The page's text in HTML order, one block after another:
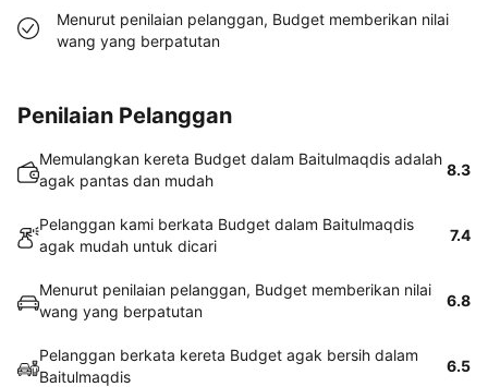
Menurut penilaian pelanggan, Budget memberikan nilai
wang yang berpatutan
Penilaian Pelanggan
Memulangkan kereta Budget dalam Baitulmaqdis adalah
agak pantas dan mudah
8.3
Pelanggan kami berkata Budget dalam Baitulmaqdis
agak mudah untuk dicari
7.4
Menurut penilaian pelanggan, Budget memberikan nilai
wang yang berpatutan
6.8
Pelanggan berkata kereta Budget agak bersih dalam
Baitulmaqdis
6.5